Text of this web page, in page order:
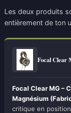
Les deux produits
entièrement de ton
Focal Clear
Focal Clear MG –
Magnésium
critique en